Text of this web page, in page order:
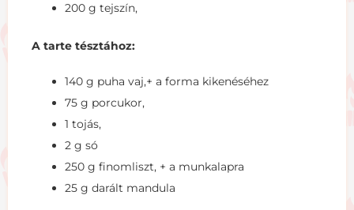
200 g tejszín,
A tarte tésztához:
140 g puha vaj,+ a forma kikenéséhez
75 g porcukor,
1 tojás,
2 g só
250 g finomliszt, + a munkalapra
25 g darált mandula